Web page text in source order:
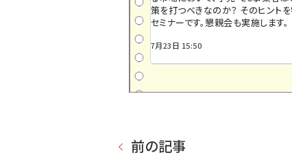
策を打つべきなのか？ そのヒント
セミナーです。懇親会も実施します。
7月23日 15:50
前の記事